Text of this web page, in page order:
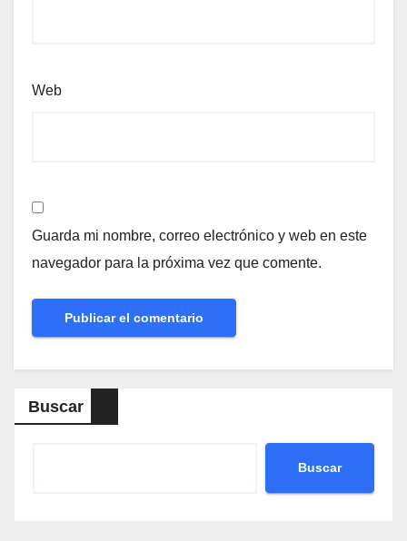
Web
Guarda mi nombre, correo electrónico y web en este
navegador para la próxima vez que comente.
Buscar
Buscar